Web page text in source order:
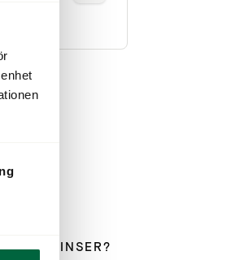
NATTLINSER?